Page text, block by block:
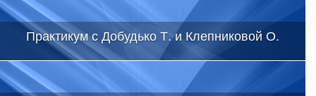
Практикум с Добудько Т. и Клепниковой О.